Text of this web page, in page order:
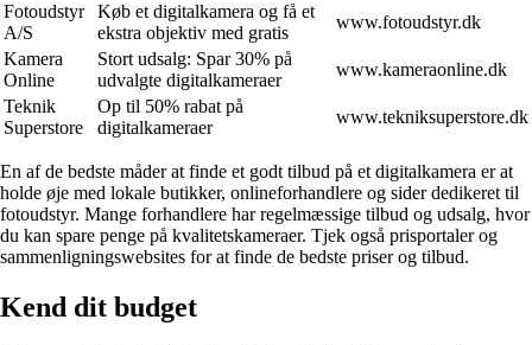
Fotoudstyr
A/S
Køb et digitalkamera og få et
ekstra objektiv med gratis
www.fotoudstyr.dk
Kamera
Online
Stort udsalg: Spar 30% på
udvalgte digitalkameraer
www.kameraonline.dk
Teknik
Superstore
Op til 50% rabat på
digitalkameraer
www.tekniksuperstore.dk
En af de bedste måder at finde et godt tilbud på et digitalkamera er at
holde øje med lokale butikker, onlineforhandlere og sider dedikeret til
fotoudstyr. Mange forhandlere har regelmæssige tilbud og udsalg, hvor
du kan spare penge på kvalitetskameraer. Tjek også prisportaler og
sammenligningswebsites for at finde de bedste priser og tilbud.
Kend dit budget